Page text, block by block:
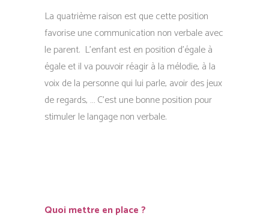
La quatrième raison est que cette position
favorise une communication non verbale avec
le parent. L’enfant est en position d’égale à
égale et il va pouvoir réagir à la mélodie, à la
voix de la personne qui lui parle, avoir des jeux
de regards, … C’est une bonne position pour
stimuler le langage non verbale.
Quoi mettre en place ?